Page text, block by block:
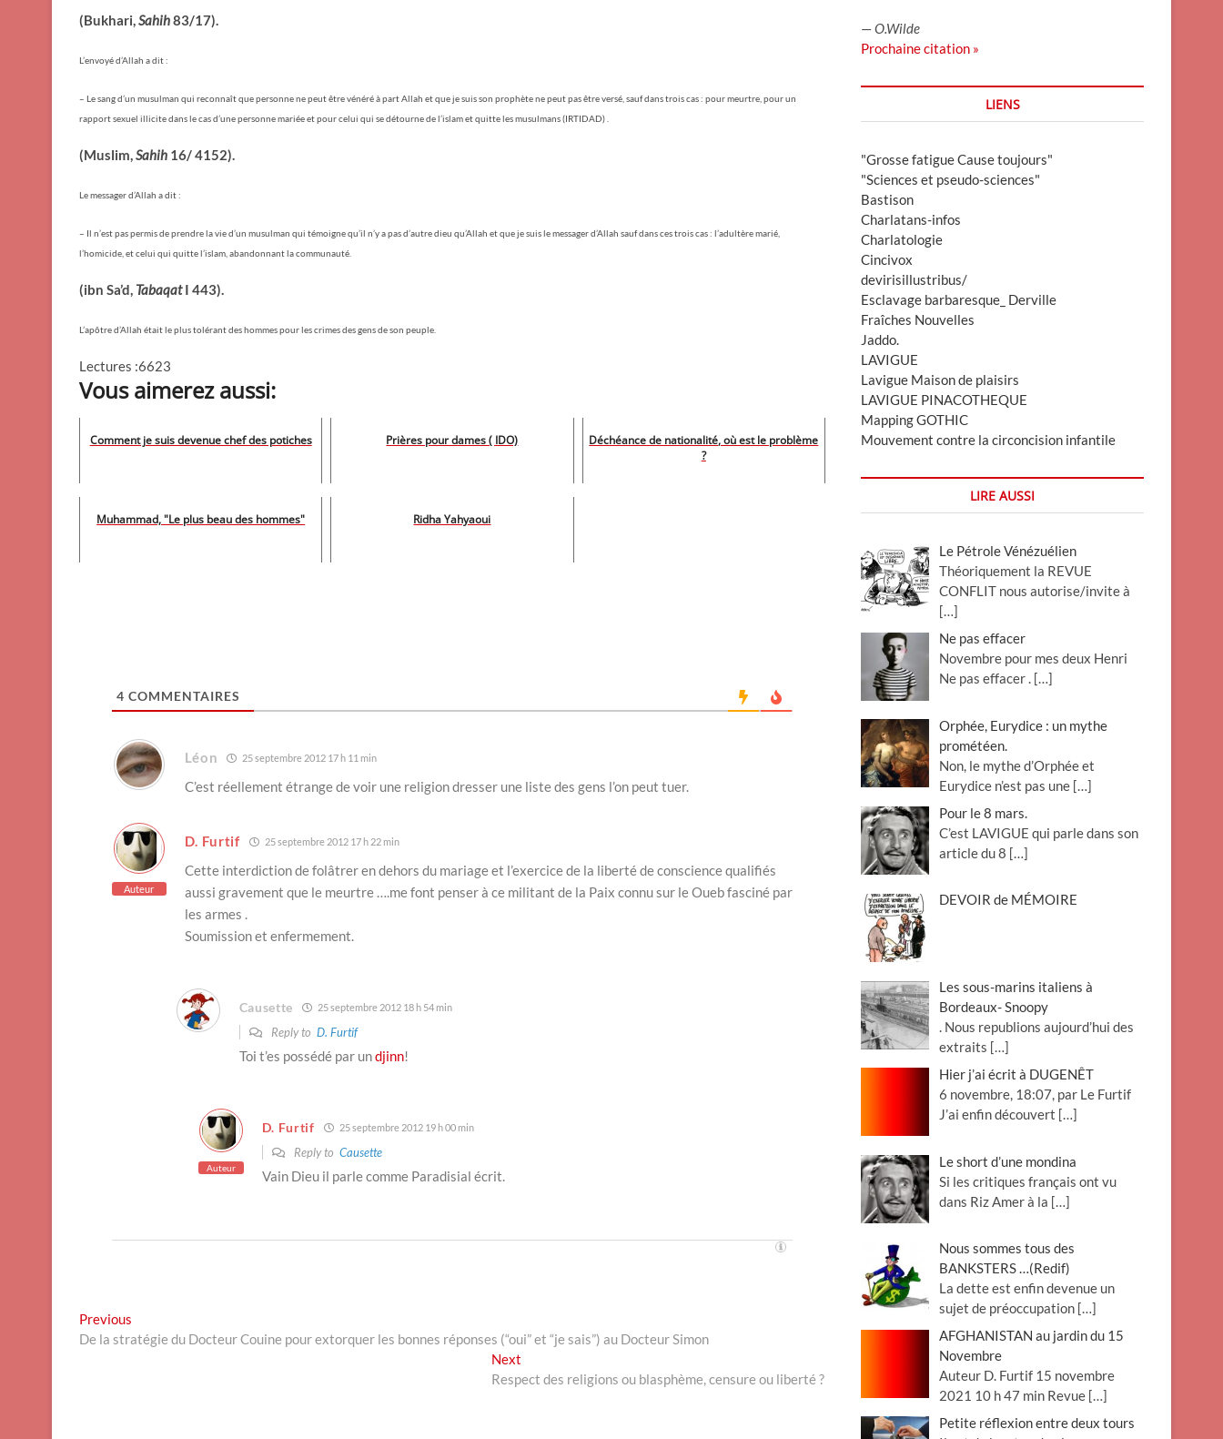
(Bukhari,Sahih83/17).
L’envoyé d’Allah a dit :
– Le sang d’un musulman qui reconnaît que personne ne peut être vénéré à part Allah et que je suis son prophète ne peut pas être versé, sauf dans trois cas : pour meurtre, pour un
rapport sexuel illicite dans le cas d’une personne mariée et pour celui qui se détourne de l’islam et quitte les musulmans(IRTIDAD)
(Muslim,Sahih 16/ 4152).
Le messager d’Allah a dit :
– Il n’est pas permis de prendre la vie d’un musulman qui témoigne qu’il n’y a pas d’autre dieu qu’Allah et que je suis le messager d’Allah sauf dans ces trois cas : l’adultère marié,
l’homicide, et celui qui quitte l’islam, abandonnant la communauté.
(ibn Sa’d, TabaqatI 443).
L’apôtre d’Allah était le plus tolérant des hommes pour les crimes des gens de son peuple.
Lectures :6623
Vous aimerez aussi:
Comment je suis devenue chef des potiches Prières pour dames ( IDO)
Déchéance de nationalité, où est le problème
?
Muhammad, "Le plus beau des hommes" Ridha Yahyaoui
4 COMMENTAIRES
Léon 25 septembre 2012 17 h 11 min
C’est réellement étrange de voir une religion dresser une liste des gens l’on peut tuer.
Auteur
D. Furtif 25 septembre 2012 17 h 22 min
Cette interdiction de folâtrer en dehors du mariage et l’exercice de la liberté de conscience qualifiés
aussi gravement que le meurtre ….me font penser à ce militant de la Paix connu sur le Oueb fasciné par
les armes .
Soumission et enfermement.
Causette 25 septembre 2012 18 h 54 min
Reply to D. Furtif
Toi t’es possédé par undjinn!
Auteur
D. Furtif 25 septembre 2012 19 h 00 min
Reply to Causette
Vain Dieu il parle comme Paradisial écrit.
Navigation
de
Previous
post:
De la stratégie du Docteur Couine pour extorquer les bonnes réponses (“oui” et “je sais”) au Docteur Simon
Next
post:
Respect des religions ou blasphème, censure ou liberté ?
—O.Wilde
Prochaine citation »
LIENS
"Grosse fatigue Cause toujours"
"Sciences et pseudo-sciences"
Bastison
Charlatans-infos
Charlatologie
Cincivox
devirisillustribus/
Esclavage barbaresque_ Derville
Fraîches Nouvelles
Jaddo.
LAVIGUE
Lavigue Maison de plaisirs
LAVIGUE PINACOTHEQUE
Mapping GOTHIC
Mouvement contre la circoncision infantile
LIRE AUSSI
Le Pétrole Vénézuélien
Théoriquement la REVUE
CONFLIT nous autorise/invite à
[…]
Ne pas effacer
Novembre pour mes deux Henri
Ne pas effacer . […]
Orphée, Eurydice : un mythe
prométéen.
Non, le mythe d’Orphée et
Eurydice n’est pas une […]
Pour le 8 mars.
C’est LAVIGUE qui parle dans son
article du 8 […]
DEVOIR de MÉMOIRE
Les sous-marins italiens à
Bordeaux- Snoopy
. Nous republions aujourd’hui des
extraits […]
Hier j’ai écrit à DUGENÊT
6 novembre, 18:07, par Le Furtif
J’ai enfin découvert […]
Le short d’une mondina
Si les critiques français ont vu
dans Riz Amer à la […]
Nous sommes tous des
BANKSTERS …(Redif)
La dette est enfin devenue un
sujet de préoccupation […]
AFGHANISTAN au jardin du 15
Novembre
Auteur D. Furtif 15 novembre
2021 10 h 47 min Revue […]
Petite réflexion entre deux tours